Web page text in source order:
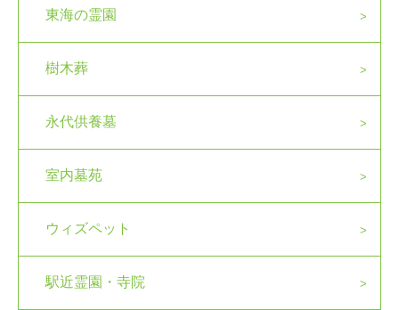
東海の霊園
樹木葬
永代供養墓
室内墓苑
ウィズペット
駅近霊園・寺院